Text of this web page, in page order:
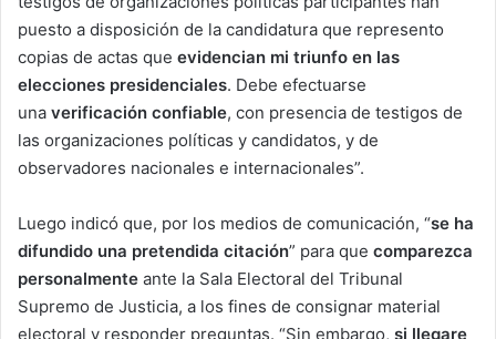
puesto a disposición de la candidatura que represento
copias de actas que evidencian mi triunfo en las
elecciones presidenciales. Debe efectuarse
una verificación confiable, con presencia de testigos de
las organizaciones políticas y candidatos, y de
observadores nacionales e internacionales”.
Luego indicó que, por los medios de comunicación, “se ha
difundido una pretendida citación” para que comparezca
personalmente ante la Sala Electoral del Tribunal
Supremo de Justicia, a los fines de consignar material
electoral y responder preguntas. “Sin embargo, si llegare